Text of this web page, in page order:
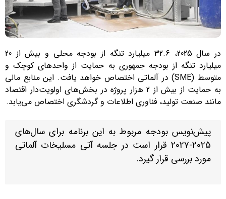
در سال 2025، 32.6 میلیارد تنگه از بودجه محلی و بیش از 20
میلیارد تنگه از بودجه جمهوری به حمایت از واحدهای کوچک و
متوسط (SME) در آلماتی اختصاص خواهد یافت. این منابع مالی
به حمایت از بیش از 2 هزار پروژه در بخش‌های اولویت‌دار اقتصاد
مانند صنعت تولید، فناوری اطلاعات و گردشگری اختصاص می‌یابد.
پیش‌نویس بودجه مربوط به این برنامه برای سال‌های
2025-2027 قرار است در جلسه آتی مسلیخات آلماتی
مورد بررسی قرار گیرد.